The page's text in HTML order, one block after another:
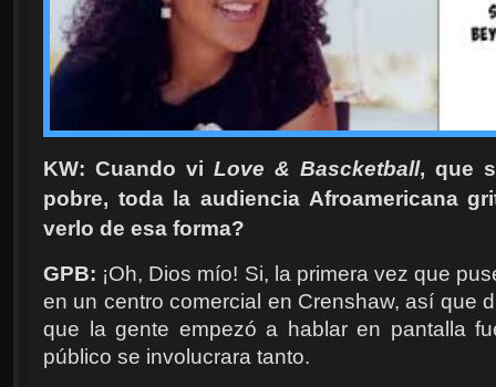
KW: Cuando vi Love & Bascketball, que
pobre, toda la audiencia Afroamericana
verlo de esa forma?
GPB: ¡Oh, Dios mío! Si, la primera vez que
en un centro comercial en Crenshaw, así que
que la gente empezó a hablar en pantalla
público se involucrara tanto.